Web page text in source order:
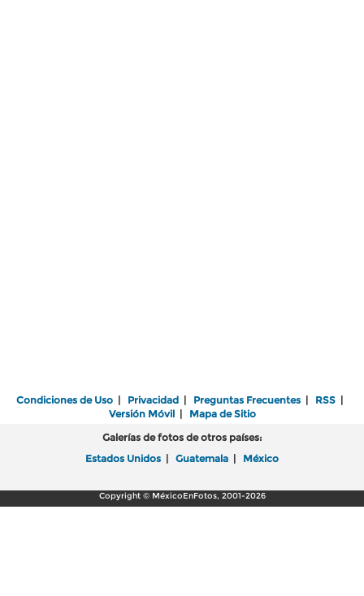
Condiciones de Uso | Privacidad | Preguntas Frecuentes | RSS |
Versión Móvil| Mapa de Sitio
Galerías de fotos de otros países:
Estados Unidos | Guatemala | México
Copyright © MéxicoEnFotos, 2001-2026